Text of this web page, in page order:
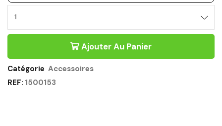
CÂBLES
MÉTAL
Ajouter Au Panier
Catégorie Accessoires
REF: 1500153